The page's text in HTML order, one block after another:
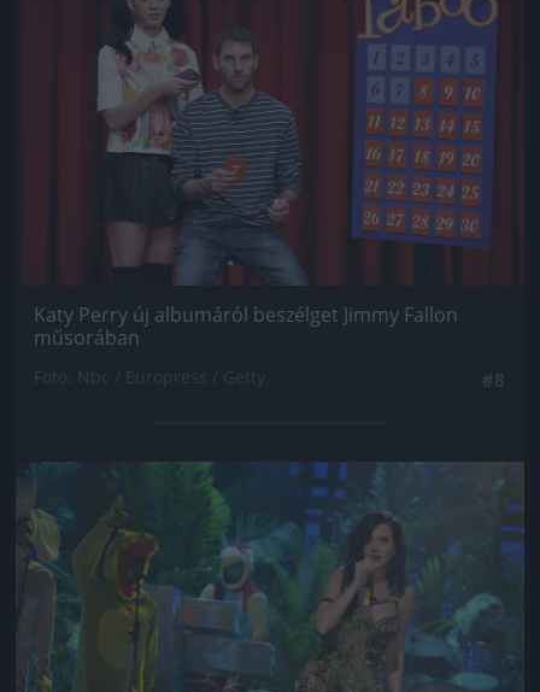
Katy Perry új albumáról beszélget Jimmy Fallon
műsorában
Jön még kép!